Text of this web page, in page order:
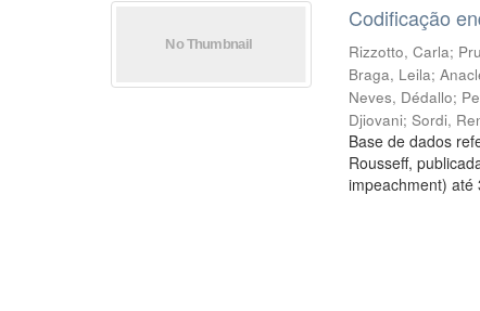
Codificação
Rizzotto, Carla;
Braga, Leila;
Neves, Dédallo;
Djiovani;Sordi,
Base de dados
Rousseff,
impeachment) até